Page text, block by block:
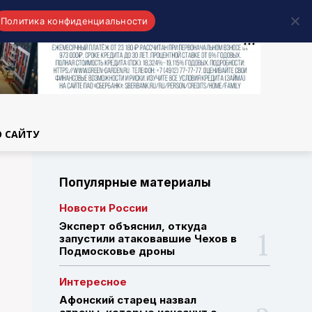
САЙТУ
Популярные материалы
Новости России
Эксперт объяснил, откуда
запустили атаковавшие Чехов в
Подмосковье дроны
Интересное
Афонский старец назвал
Политика конфиденциальности